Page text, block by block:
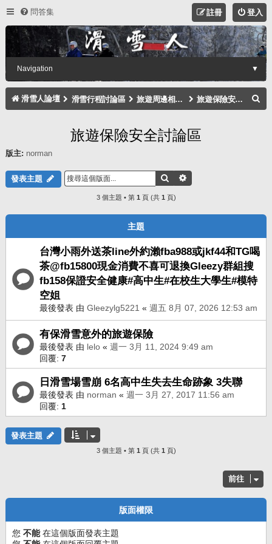
問答集 登入
註冊
Navigation ▼
滑雪人論壇 滑雪行程討論區 旅遊周邊相關注意事項討論區 旅遊保險安全討論區
旅遊保險安全討論區
版主: norman
發表主題 搜尋
3 個主題 • 第 1 頁 (共 1 頁)
主題
台灣小雨外送茶line外約瀨fba988或jkf44和TG喝
茶@fb15800現金消費不喜可退換Gleezy群組搜
fb158保證安全健康#高中生#在校生大學生#模特
空姐
最後發表 由 Gleezylg5221 « 週五 8月 07, 2026 12:53 am
有保滑雪意外的旅遊保險
最後發表 由 lelo « 週一 3月 11, 2024 9:49 am
回覆: 7
日滑雪場雪崩 6名高中生失去生命跡象 3失聯
最後發表 由 norman « 週一 3月 27, 2017 11:56 am
回覆: 1
發表主題
3 個主題 • 第 1 頁 (共 1 頁)
前往
版面權限
您 不能在這個版面發表主題